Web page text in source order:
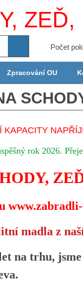
Počet
ZEĎ,
Zpracování OU
rok 2026. P
madla z
na trhu,